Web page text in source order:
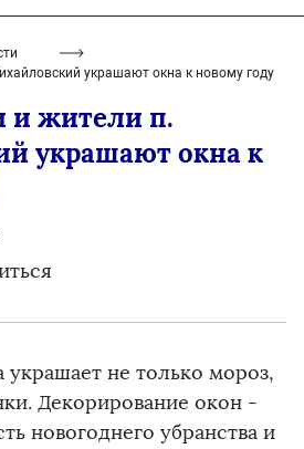
украшают окна к новому году
и жители п.
украшают окна к
украшает не только мороз,
Декорирование окон -
новогоднего убранства и